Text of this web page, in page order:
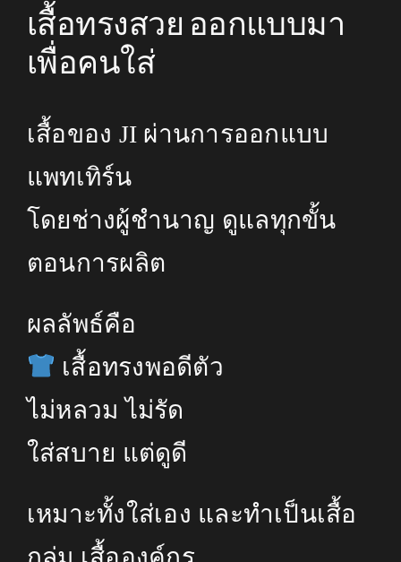
เสื้อทรงสวย ออกแบบมา
เพื่อคนใส่
เสื้อของ JI ผ่านการออกแบบ
แพทเทิร์น
โดยช่างผู้ชำนาญ ดูแลทุกขั้น
ตอนการผลิต
ผลลัพธ์คือ
เสื้อทรงพอดีตัว
ไม่หลวม ไม่รัด
ใส่สบาย แต่ดูดี
เหมาะทั้งใส่เอง และทำเป็นเสื้อ